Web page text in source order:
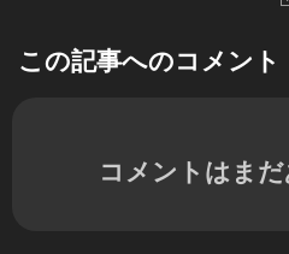
この記事へのコメント
コメントはまだ